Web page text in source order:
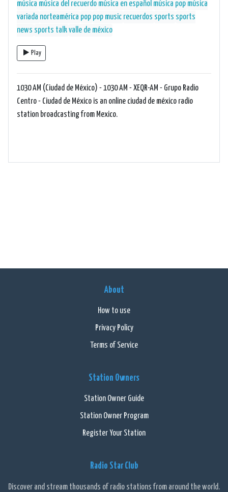
música música del recuerdo música en español música pop música
variada norteamérica pop pop music recuerdos sports sports
news sports talkvalle de méxico
Play
1030 AM (Ciudad de México) - 1030 AM - XEQR-AM - Grupo Radio
Centro - Ciudad de México is an online ciudad de méxico radio
station broadcasting from Mexico.
About
How to use
Privacy Policy
Terms of Service
Station Owners
Station Owner Guide
Station Owner Program
Register Your Station
Radio Star Club
Discover and stream thousands of radio stations from around the world.